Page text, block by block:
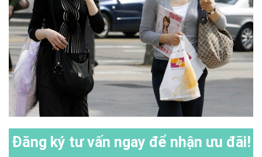
Đăng ký tư vấn ngay để nhận ưu đãi!